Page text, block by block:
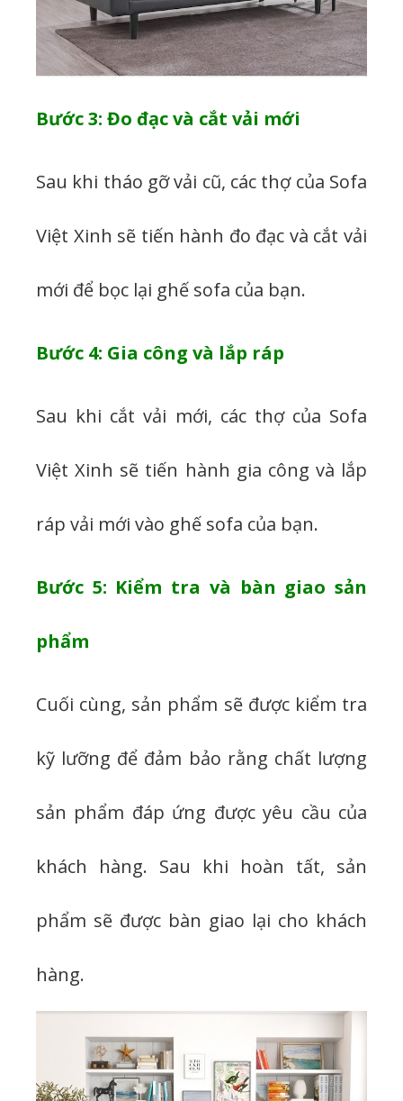
Bước 3: Đo đạc và cắt vải mới
Sau khi tháo gỡ vải cũ, các thợ của Sofa
Việt Xinh sẽ tiến hành đo đạc và cắt vải
mới để bọc lại ghế sofa của bạn.
Bước 4: Gia công và lắp ráp
Sau khi cắt vải mới, các thợ của Sofa
Việt Xinh sẽ tiến hành gia công và lắp
ráp vải mới vào ghế sofa của bạn.
Bước 5: Kiểm tra và bàn giao sản
phẩm
Cuối cùng, sản phẩm sẽ được kiểm tra
kỹ lưỡng để đảm bảo rằng chất lượng
sản phẩm đáp ứng được yêu cầu của
khách hàng. Sau khi hoàn tất, sản
phẩm sẽ được bàn giao lại cho khách
hàng.